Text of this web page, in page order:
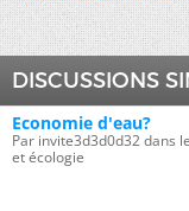
DISCUSSIONS
Economie d'eau?
Par invite3d3d0d32 dans
et écologie